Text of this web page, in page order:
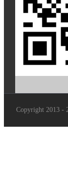
Copyright 2013